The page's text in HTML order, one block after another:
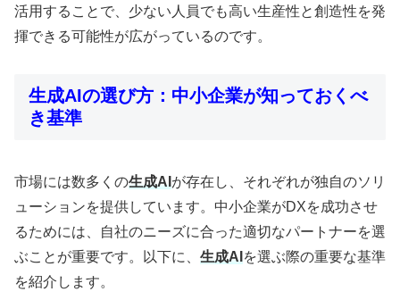
活用することで、少ない人員でも高い生産性と創造性を発
揮できる可能性が広がっているのです。
生成AIの選び方：中小企業が知っておくべ
き基準
市場には数多くの生成AI が存在し、それぞれが独自のソリ
ューションを提供しています。中小企業がDXを成功させ
るためには、自社のニーズに合った適切なパートナーを選
ぶことが重要です。以下に、 生成AI を選ぶ際の重要な基準
を紹介します。